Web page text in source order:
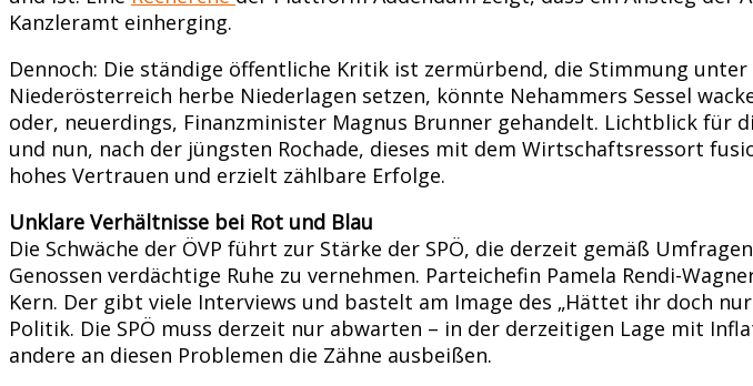
Kanzleramt einherging.
Dennoch: Die ständige öffentliche Kritik ist zermürbend, die Stimmung
Niederösterreich herbe Niederlagen setzen, könnte Nehammers Sessel
oder, neuerdings, Finanzminister Magnus Brunner gehandelt. Lichtblick
und nun, nach der jüngsten Rochade, dieses mit dem Wirtschaftsressort
hohes Vertrauen und erzielt zählbare Erfolge.
Unklare Verhältnisse bei Rot und Blau
Die Schwäche der ÖVP führt zur Stärke der SPÖ, die derzeit gemäß
Genossen verdächtige Ruhe zu vernehmen. Parteichefin Pamela Rendi-
Kern. Der gibt viele Interviews und bastelt am Image des „Hättet ihr doch
Politik. Die SPÖ muss derzeit nur abwarten – in der derzeitigen Lage mit
andere an diesen Problemen die Zähne ausbeißen.